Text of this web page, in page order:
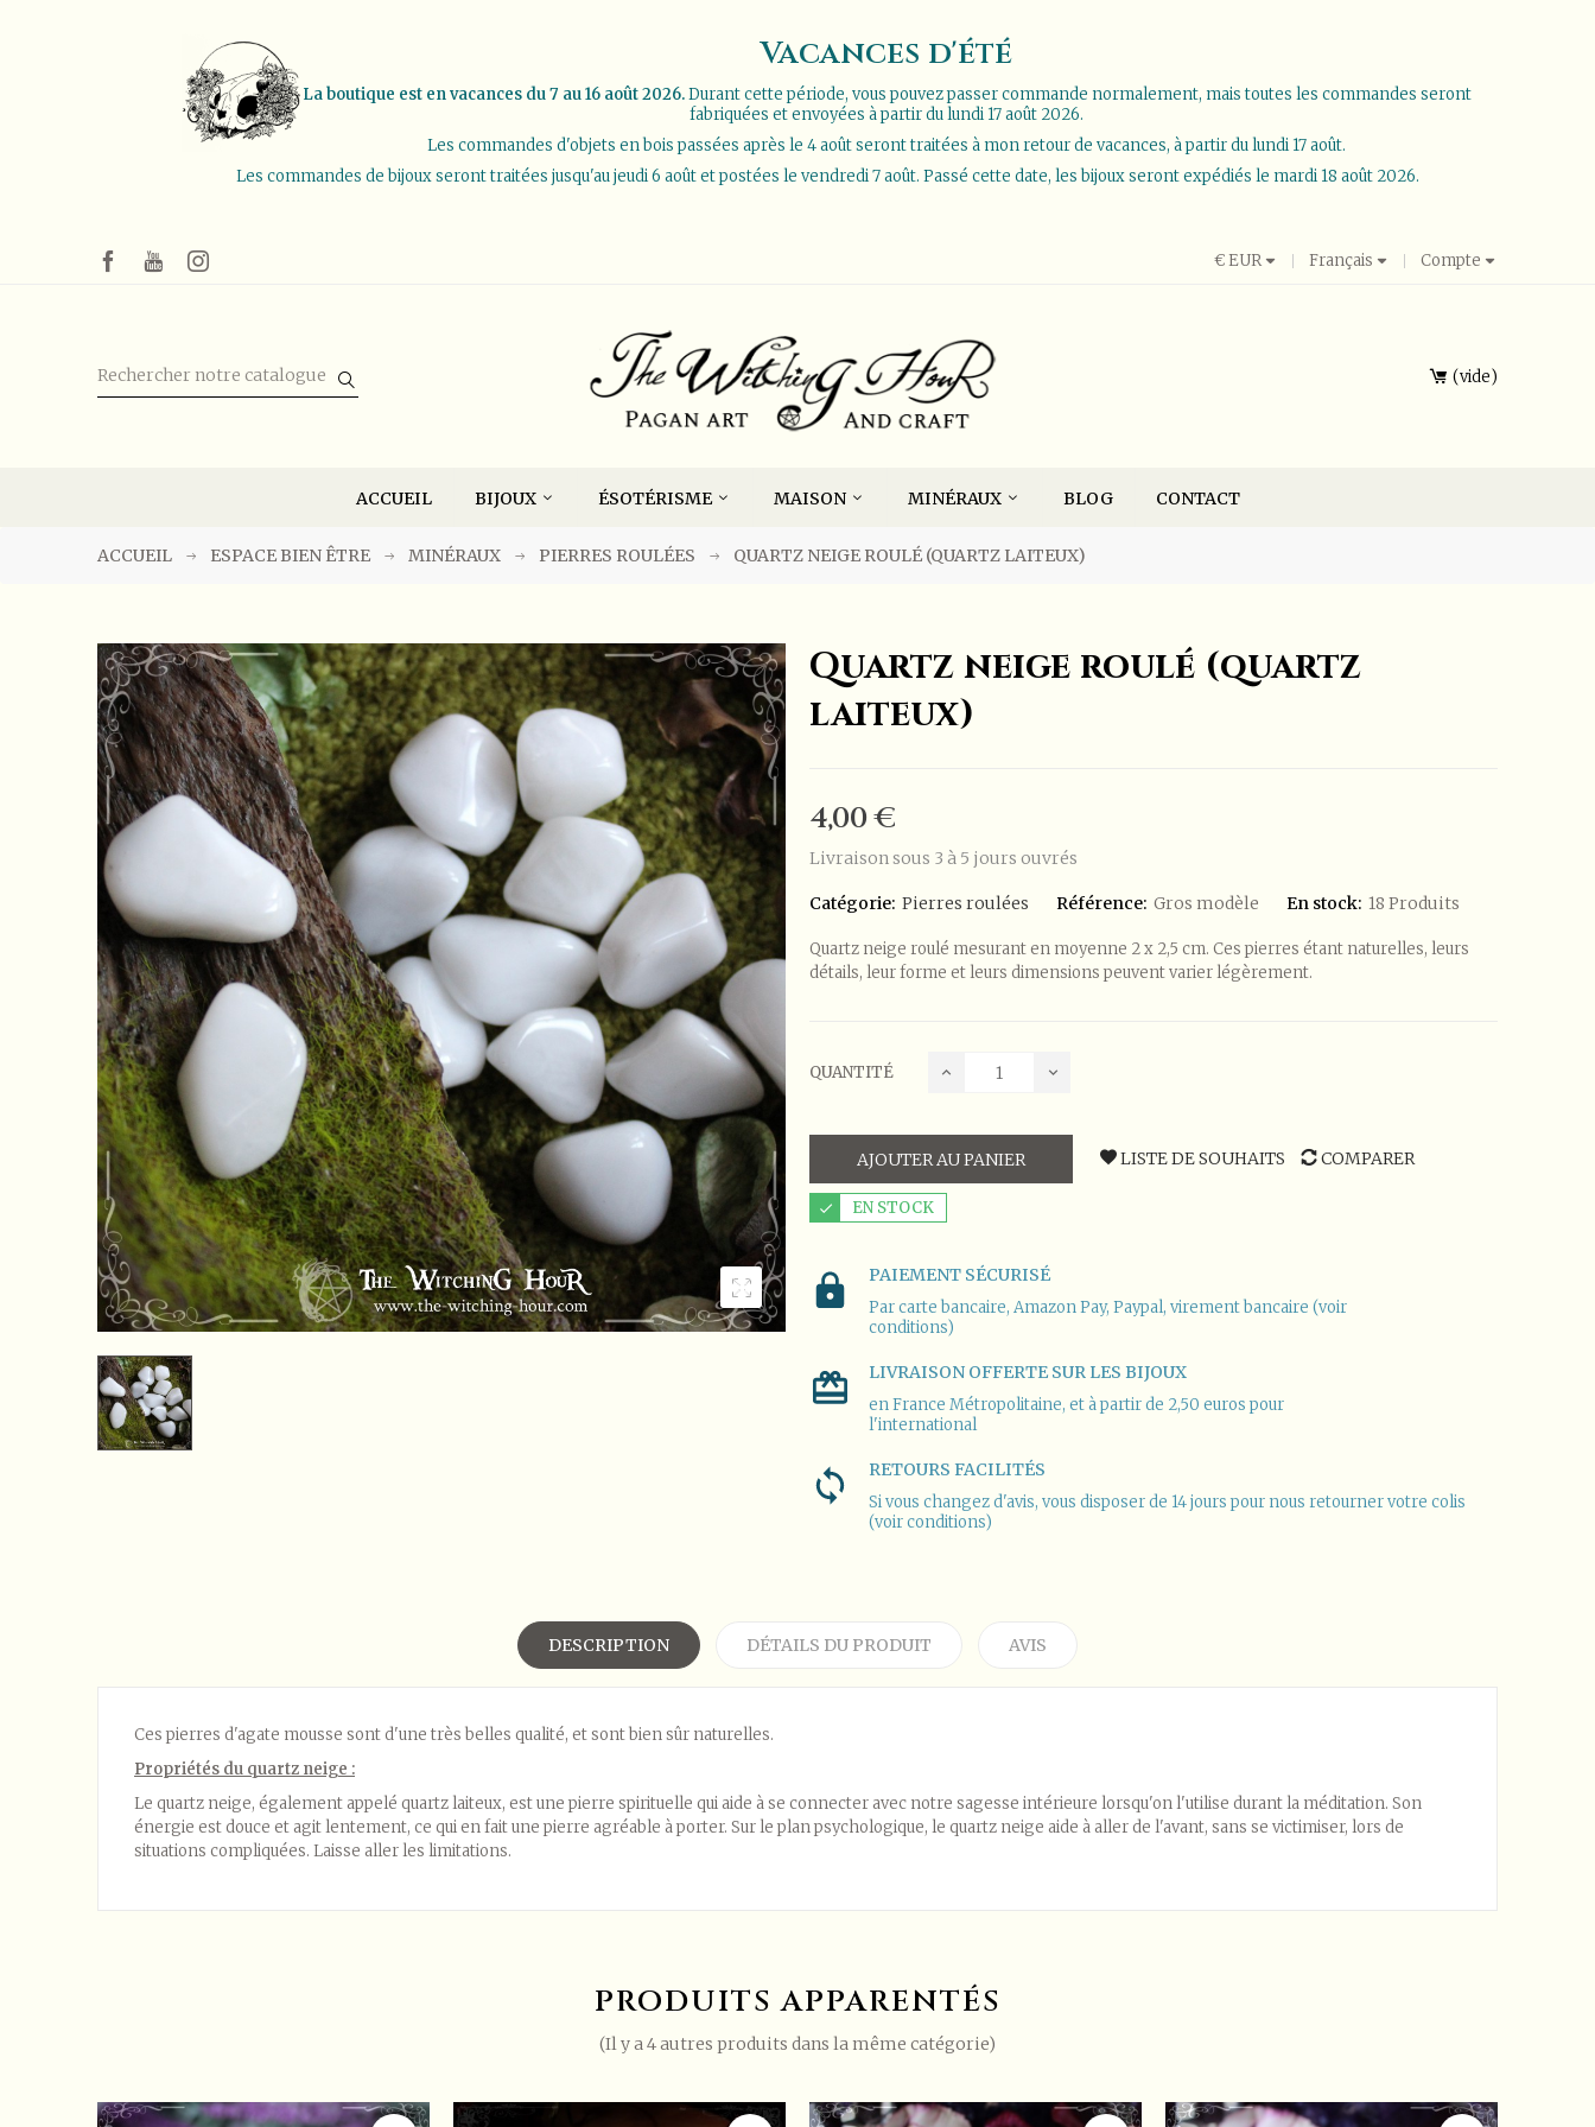
Vacances d'été
La boutique est en vacances du 7 au 16 août 2026.Durant cette période, vous pouvez passer commande normalement, mais toutes les commandes seront
fabriquées et envoyées à partir du lundi 17 août 2026.
Les commandes d'objets en bois passées après le 4 août seront traitées à mon retour de vacances, à partir du lundi 17 août.
Les commandes de bijoux seront traitées jusqu'au jeudi 6 août et postées le vendredi 7 août. Passé cette date, les bijoux seront expédiés le mardi 18 août 2026.
€EUR Français Compte
vide
ACCUEIL BIJOUX ÉSOTÉRISME MAISON MINÉRAUX BLOG CONTACT
ACCUEIL ESPACE BIEN ÊTRE MINÉRAUX PIERRES ROULÉES QUARTZ NEIGE ROULÉ (QUARTZ LAITEUX)
Quartz neige roulé (quartz
laiteux)
4,00 €
Livraison sous 3 à 5 jours ouvrés
Catégorie: Pierres roulées Référence: Gros modèle En stock: 18 Produits
Quartz neige roulé mesurant en moyenne 2 x 2,5 cm. Ces pierres étant naturelles, leurs
détails, leur forme et leurs dimensions peuvent varier légèrement.
QUANTITÉ
AJOUTER AU PANIER LISTE DE SOUHAITS COMPARER
EN STOCK
PAIEMENT SÉCURISÉ
Par carte bancaire, Amazon Pay, Paypal, virement bancaire (voir
conditions)
LIVRAISON OFFERTE SUR LES BIJOUX
en France Métropolitaine, et à partir de 2,50 euros pour
l'international
RETOURS FACILITÉS
Si vous changez d'avis, vous disposer de 14 jours pour nous retourner votre colis
(voir conditions)
DESCRIPTION DÉTAILS DU PRODUIT AVIS
Ces pierres d'agate mousse sont d'une très belles qualité, et sont bien sûr naturelles.
Propriétés du quartz neige :
Le quartz neige, également appelé quartz laiteux, est une pierre spirituelle qui aide à se connecter avec notre sagesse intérieure lorsqu'on l'utilise durant la méditation. Son
énergie est douce et agit lentement, ce qui en fait une pierre agréable à porter. Sur le plan psychologique, le quartz neige aide à aller de l'avant, sans se victimiser, lors de
situations compliquées. Laisse aller les limitations.
PRODUITS APPARENTÉS
(Il y a 4 autres produits dans la même catégorie)